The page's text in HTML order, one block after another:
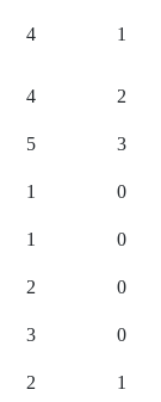
4
1
4
2
5
3
1
0
1
0
2
0
3
0
2
1